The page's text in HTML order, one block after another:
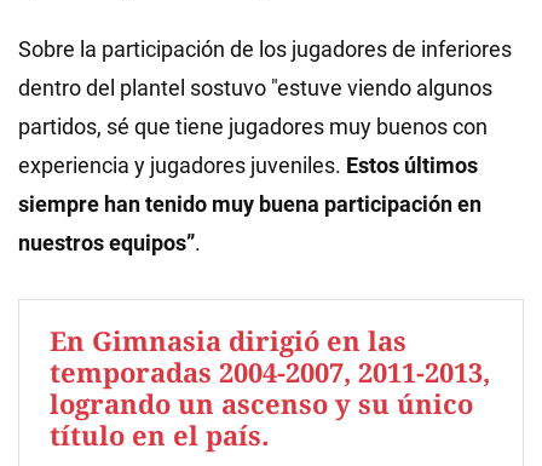
Sobre la participación de los jugadores de inferiores
dentro del plantel sostuvo "estuve viendo algunos
partidos, sé que tiene jugadores muy buenos con
experiencia y jugadores juveniles. Estos últimos
siempre han tenido muy buena participación en
nuestros equipos”.
En Gimnasia dirigió en las
temporadas 2004-2007, 2011-2013,
logrando un ascenso y su único
título en el país.